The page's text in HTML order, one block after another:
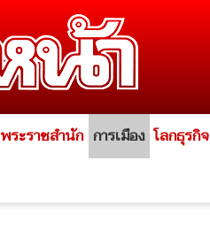
พระราชสำนัก การเมือง โลกธุรกิจ